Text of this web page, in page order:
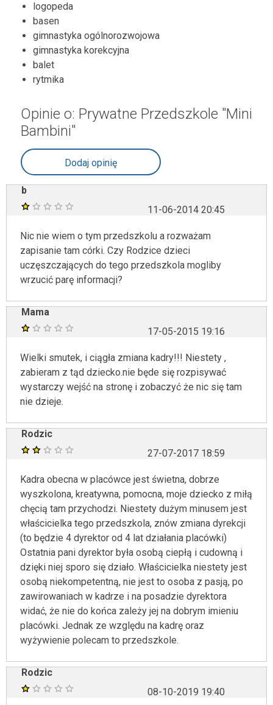
logopeda
basen
gimnastyka ogólnorozwojowa
gimnastyka korekcyjna
balet
rytmika
Opinie o: Prywatne Przedszkole "Mini
Bambini"
Dodaj opinię
b
11-06-2014 20:45
Nic nie wiem o tym przedszkolu a rozważam
zapisanie tam córki. Czy Rodzice dzieci
uczęszczających do tego przedszkola mogliby
wrzucić parę informacji?
Mama
17-05-2015 19:16
Wielki smutek, i ciągła zmiana kadry!!! Niestety ,
zabieram z tąd dziecko.nie będe się rozpisywać
wystarczy wejść na stronę i zobaczyć że nic się tam
nie dzieje.
Rodzic
27-07-2017 18:59
Kadra obecna w placówce jest świetna, dobrze
wyszkolona, kreatywna, pomocna, moje dziecko z miłą
chęcią tam przychodzi. Niestety dużym minusem jest
właścicielka tego przedszkola, znów zmiana dyrekcji
(to będzie 4 dyrektor od 4 lat działania placówki)
Ostatnia pani dyrektor była osobą ciepłą i cudowną i
dzięki niej sporo się działo. Właścicielka niestety jest
osobą niekompetentną, nie jest to osoba z pasją, po
zawirowaniach w kadrze i na posadzie dyrektora
widać, że nie do końca zależy jej na dobrym imieniu
placówki. Jednak ze względu na kadrę oraz
wyżywienie polecam to przedszkole.
Rodzic
08-10-2019 19:40